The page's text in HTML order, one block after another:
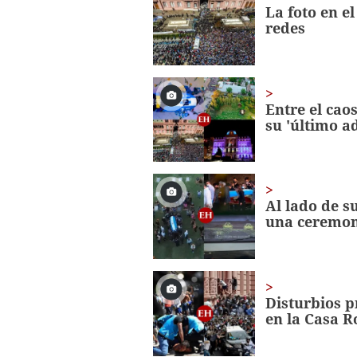
56
secondsVolume
0%
La foto en
redes
Entre el
su 'último
Al lado de
una
Disturbios
en la Casa